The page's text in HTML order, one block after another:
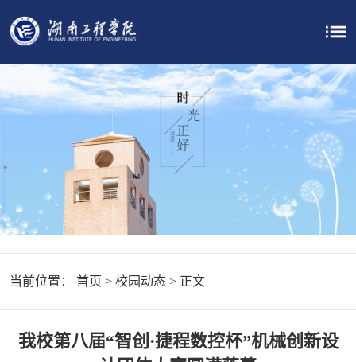
当前位置： 首页 > 校园动态 > 正文
我校第八届“智创·捷程数控杯”机械创新设